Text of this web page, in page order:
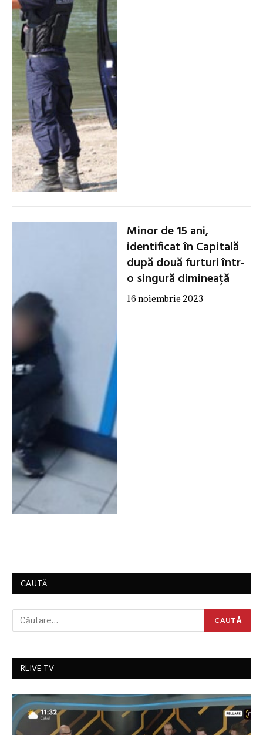
Minor de 15 ani,
identificat în Capitală
după două furturi într-
o singură dimineață
16 noiembrie 2023
CAUTĂ
RLIVE TV